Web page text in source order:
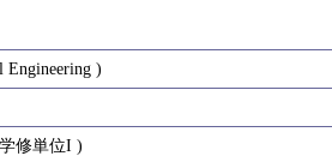
Engineering )
修単位I )